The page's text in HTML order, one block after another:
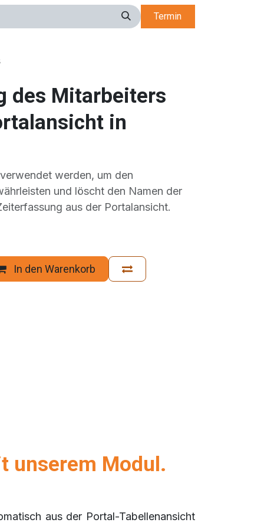
Termin
des Mitarbeiters
in
werden, um den
und löscht den Namen der
aus der Portalansicht.
In den Warenkorb
unserem Modul.
aus der Portal-Tabellenansicht